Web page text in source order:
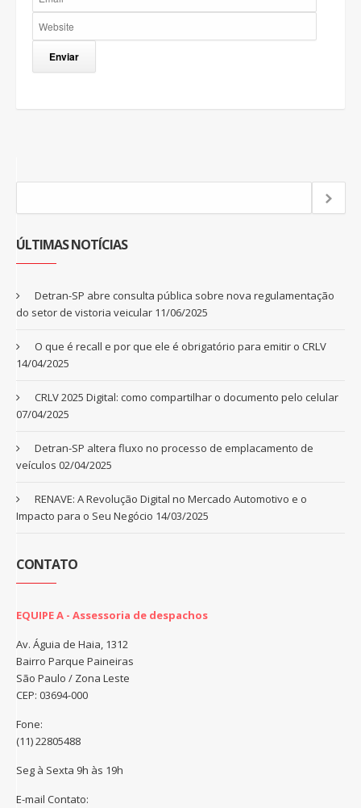
ÚLTIMAS NOTÍCIAS
Detran-SP abre consulta pública sobre nova regulamentação
do setor de vistoria veicular 11/06/2025
O que é recall e por que ele é obrigatório para emitir o CRLV
14/04/2025
CRLV 2025 Digital: como compartilhar o documento pelo celular
07/04/2025
Detran-SP altera fluxo no processo de emplacamento de
veículos 02/04/2025
RENAVE: A Revolução Digital no Mercado Automotivo e o
Impacto para o Seu Negócio 14/03/2025
CONTATO
EQUIPE A - Assessoria de despachos
Av. Águia de Haia, 1312
Bairro Parque Paineiras
São Paulo / Zona Leste
CEP: 03694-000
Fone:
(11) 22805488
Seg à Sexta 9h às 19h
E-mail Contato: